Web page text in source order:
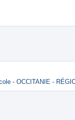
- OCCITANIE -